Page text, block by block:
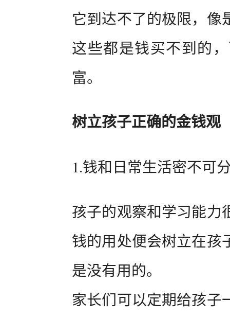
它到达不了的极限，
这些都是钱买不到的
富。
树立孩子正确的金钱观
1.钱和日常生活密不可
孩子的观察和学习能力
钱的用处便会树立在孩
是没有用的。
家长们可以定期给孩子